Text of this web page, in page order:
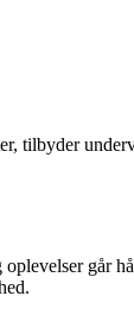
tilbyder
går